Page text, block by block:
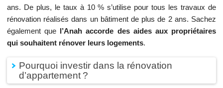
ans. De plus, le taux à 10 % s’utilise pour tous les travaux de
rénovation réalisés dans un bâtiment de plus de 2 ans. Sachez
également que l’Anah accorde des aides aux propriétaires
qui souhaitent rénover leurs logements.
Pourquoi investir dans la rénovation
d’appartement ?